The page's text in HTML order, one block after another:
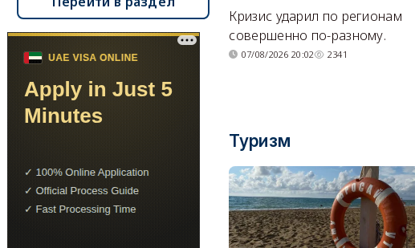
Кризис ударил по регионам
совершенно по-разному.
07/08/2026 20:02 2341
Туризм